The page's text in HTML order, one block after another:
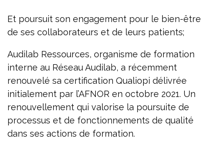
Et poursuit son engagement pour le bien-être
de ses collaborateurs et de leurs patients;
Audilab Ressources, organisme de formation
interne au Réseau Audilab, a récemment
renouvelé sa certification Qualiopi délivrée
initialement par l’AFNOR en octobre 2021. Un
renouvellement qui valorise la poursuite de
processus et de fonctionnements de qualité
dans ses actions de formation.